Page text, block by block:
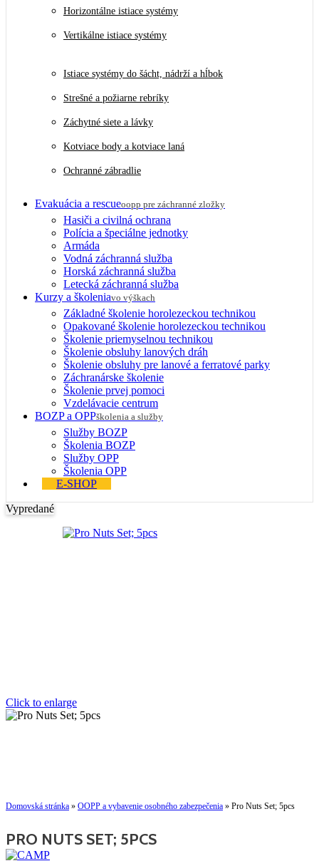
Horizontálne istiace systémy
Vertikálne istiace systémy
Istiace systémy do šácht, nádrží a hĺbok
Strešné a požiarne rebríky
Záchytné siete a lávky
Kotviace body a kotviace laná
Ochranné zábradlie
Evakuácia a rescueoopp pre záchranné zložky
Hasiči a civilná ochrana
Polícia a špeciálne jednotky
Armáda
Vodná záchranná služba
Horská záchranná služba
Letecká záchranná služba
Kurzy a školeniavo výškach
Základné školenie horolezeckou technikou
Opakované školenie horolezeckou technikou
Školenie priemyselnou technikou
Školenie obsluhy lanových dráh
Školenie obsluhy pre lanové a ferratové parky
Záchranárske školenie
Školenie prvej pomoci
Vzdelávacie centrum
BOZP a OPPškolenia a služby
Služby BOZP
Školenia BOZP
Služby OPP
Školenia OPP
E-SHOP
Vypredané
Click to enlarge
Domovská stránka » OOPP a vybavenie osobného zabezpečenia » Pro Nuts Set; 5pcs
PRO NUTS SET; 5PCS